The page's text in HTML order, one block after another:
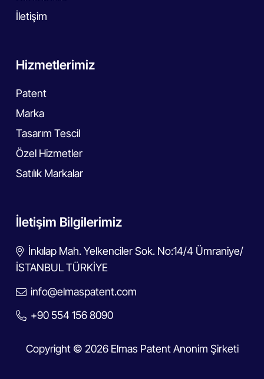
İletişim
Hizmetlerimiz
Patent
Marka
Tasarım Tescil
Özel Hizmetler
Satılık Markalar
İletişim Bilgilerimiz
İnkılap Mah. Yelkenciler Sok. No:14/4 Ümraniye/
İSTANBUL TÜRKİYE
info@elmaspatent.com
+90 554 156 8090
Copyright © 2026 Elmas Patent Anonim Şirketi